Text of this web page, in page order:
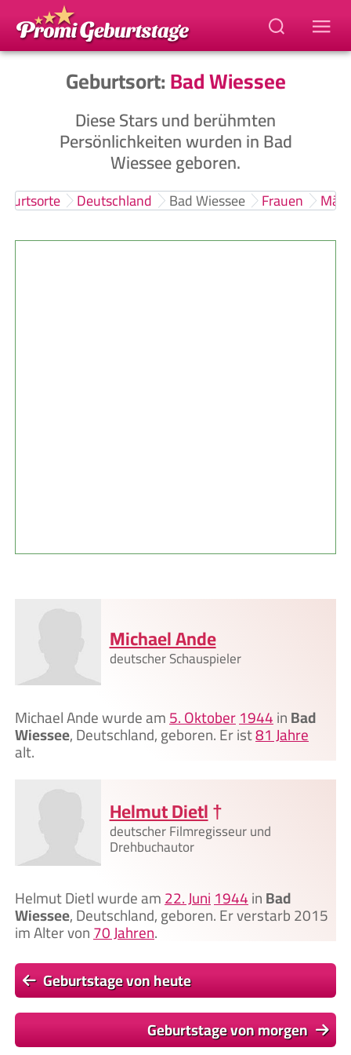
Geburtsort:Bad Wiessee
Diese Stars und berühmten
Persönlichkeiten wurden in Bad
Wiessee geboren.
Deutschland Bad Wiessee Frauen
Michael Ande
deutscher Schauspieler
Michael Ande wurde am5. Oktober1944inBad
Wiessee, Deutschland, geboren. Er ist81 Jahre
alt.
Helmut Dietl†
deutscher Filmregisseur und
Drehbuchautor
Helmut Dietl wurde am22. Juni1944inBad
Wiessee, Deutschland, geboren. Er verstarb 2015
im Alter von70 Jahren.
Geburtstage von heute
Geburtstage von morgen